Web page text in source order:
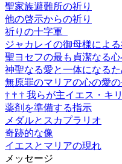
聖家族避難所の祈り
他の啓示からの祈り
祈りの十字軍
ジャカレイの御母様による
聖ヨセフの最も貞潔なる
神聖なる愛と一体になるた
無原罪のマリアの心の愛の
† † † 我らが主イエス・キ
薬剤を準備する指示
メダルとスカプラリオ
奇跡的な像
イエスとマリアの現れ
メッセージ